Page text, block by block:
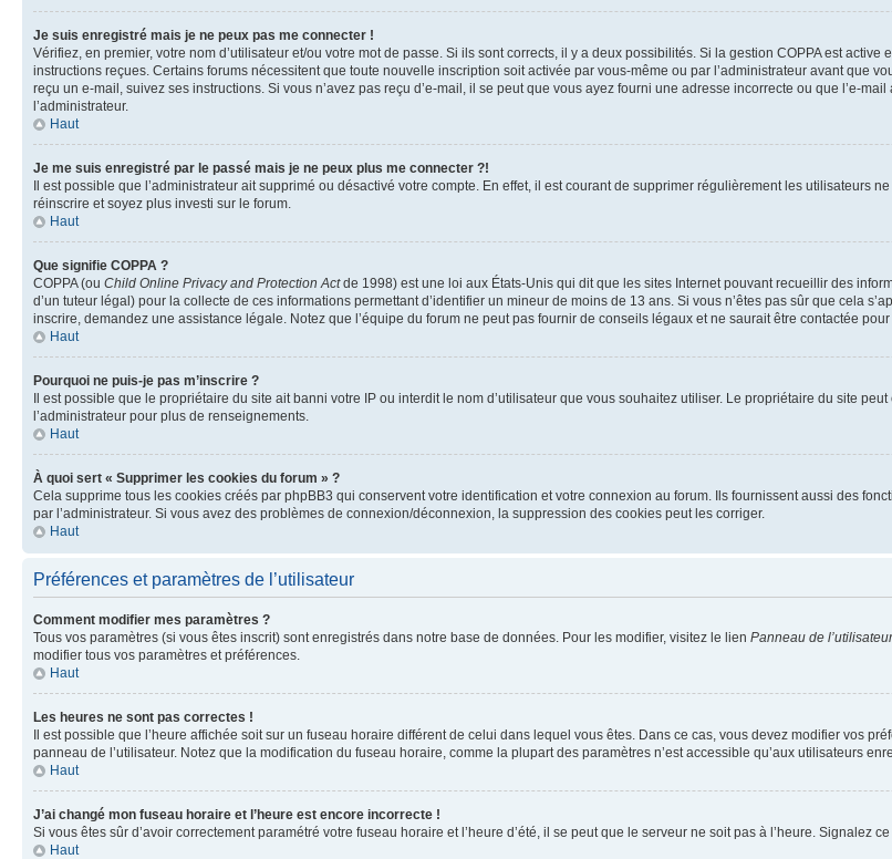
Je suis enregistré mais je ne peux pas me connecter !
Vérifiez, en premier, votre nom d’utilisateur et/ou votre mot de passe. Si ils sont corrects, il y a deux possibilités. Si la gestion COPPA est
instructions reçues. Certains forums nécessitent que toute nouvelle inscription soit activée par vous-même ou par l’administrateur avant que
reçu un e-mail, suivez ses instructions. Si vous n’avez pas reçu d’e-mail, il se peut que vous ayez fourni une adresse incorrecte ou que l’e-
l’administrateur.
Haut
Je me suis enregistré par le passé mais je ne peux plus me connecter ?!
Il est possible que l’administrateur ait supprimé ou désactivé votre compte. En effet, il est courant de supprimer régulièrement les utilisateurs
réinscrire et soyez plus investi sur le forum.
Haut
Que signifie COPPA ?
COPPA (ou Child Online Privacy and Protection Actde 1998) est une loi aux États-Unis qui dit que les sites Internet pouvant recueillir des
d’un tuteur légal) pour la collecte de ces informations permettant d’identifier un mineur de moins de 13 ans. Si vous n’êtes pas sûr que cela
inscrire, demandez une assistance légale. Notez que l’équipe du forum ne peut pas fournir de conseils légaux et ne saurait être contactée
Haut
Pourquoi ne puis-je pas m’inscrire ?
Il est possible que le propriétaire du site ait banni votre IP ou interdit le nom d’utilisateur que vous souhaitez utiliser. Le propriétaire du site
l’administrateur pour plus de renseignements.
Haut
À quoi sert « Supprimer les cookies du forum » ?
Cela supprime tous les cookies créés par phpBB3 qui conservent votre identification et votre connexion au forum. Ils fournissent aussi des
par l’administrateur. Si vous avez des problèmes de connexion/déconnexion, la suppression des cookies peut les corriger.
Haut
Préférences et paramètres de l’utilisateur
Comment modifier mes paramètres ?
Tous vos paramètres (si vous êtes inscrit) sont enregistrés dans notre base de données. Pour les modifier, visitez le lien Panneau de l’utilisateur
modifier tous vos paramètres et préférences.
Haut
Les heures ne sont pas correctes !
Il est possible que l’heure affichée soit sur un fuseau horaire différent de celui dans lequel vous êtes. Dans ce cas, vous devez modifier vos
panneau de l’utilisateur. Notez que la modification du fuseau horaire, comme la plupart des paramètres n’est accessible qu’aux utilisateurs
Haut
J’ai changé mon fuseau horaire et l’heure est encore incorrecte !
Si vous êtes sûr d’avoir correctement paramétré votre fuseau horaire et l’heure d’été, il se peut que le serveur ne soit pas à l’heure. Signalez
Haut